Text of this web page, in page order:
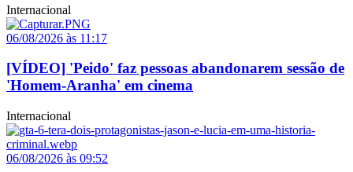
Internacional
06/08/2026 às 11:17
[VÍDEO] 'Peido' faz pessoas abandonarem sessão de
'Homem-Aranha' em cinema
Internacional
06/08/2026 às 09:52